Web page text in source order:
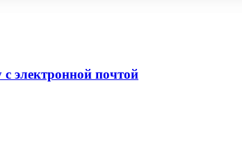
электронной почтой